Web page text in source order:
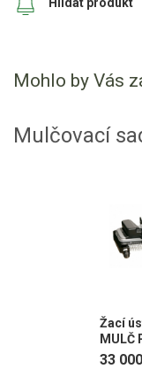
Mohlo by Vás
Mulčovací
Žací
MULČ
Starjet
33